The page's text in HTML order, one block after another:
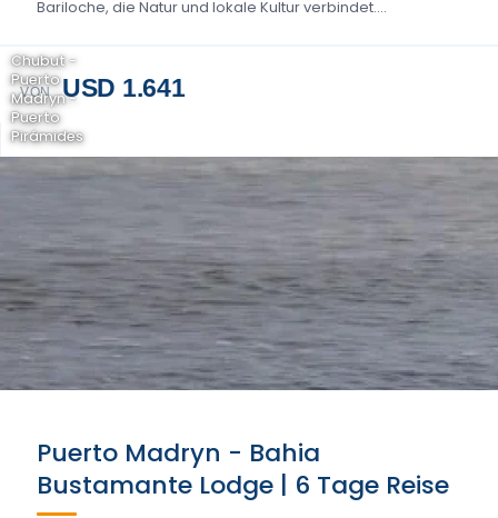
Bariloche, die Natur und lokale Kultur verbindet....
VON USD 1.641
Chubut -
Puerto
Madryn -
Puerto
Pirámides
Puerto Madryn - Bahia
Bustamante Lodge | 6 Tage Reise